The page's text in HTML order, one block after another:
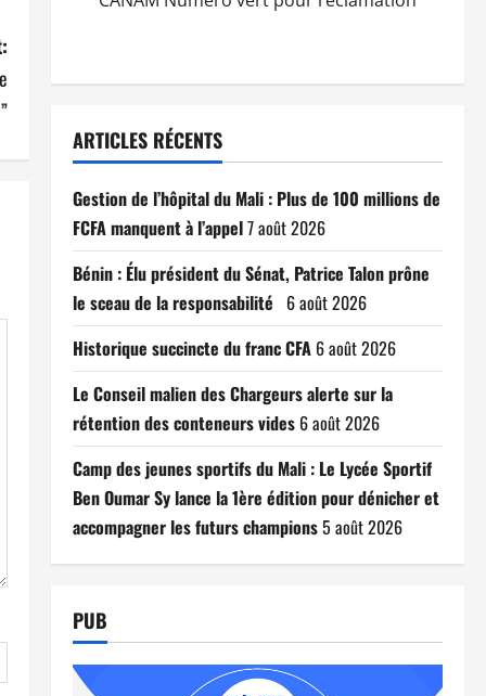
ARTICLES RÉCENTS
Gestion de l’hôpital du Mali : Plus de 100 millions de
FCFA manquent à l’appel7 août 2026
Bénin : Élu président du Sénat, Patrice Talon prône
le sceau de la responsabilité 6 août 2026
Historique succincte du franc CFA 6 août 2026
Le Conseil malien des Chargeurs alerte sur la
rétention des conteneurs vides 6 août 2026
Camp des jeunes sportifs du Mali : Le Lycée Sportif
Ben Oumar Sy lance la 1ère édition pour dénicher et
accompagner les futurs champions5 août 2026
PUB